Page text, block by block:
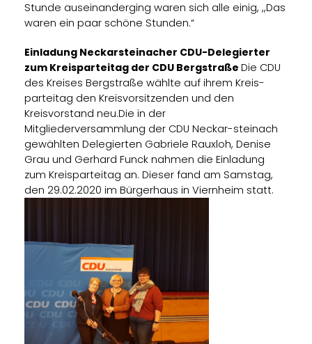
Stunde auseinanderging waren sich alle einig, ,,Das
waren ein paar schöne Stunden.“
Einladung Neckarsteinacher CDU-Delegierter
zum Kreisparteitag der CDU Bergstraße Die CDU
des Kreises Bergstraße wählte auf ihrem Kreis-
parteitag den Kreisvorsitzenden und den
Kreisvorstand neu.Die in der
Mitgliederversammlung der CDU Neckar-steinach
gewählten Delegierten Gabriele Rauxloh, Denise
Grau und Gerhard Funck nahmen die Einladung
zum Kreisparteitag an. Dieser fand am Samstag,
den 29.02.2020 im Bürgerhaus in Viernheim statt.